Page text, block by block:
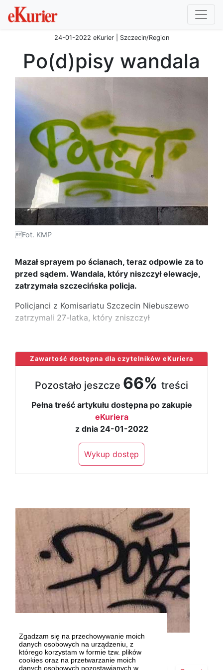
Zgadzam się na przechowywanie moich
danych osobowych na urządzeniu, z
którego korzystam w formie tzw. plików
cookies oraz na przetwarzanie moich
danych osobowych pozostawianych w
24-01-2022 eKurier | Szczecin/Region
Po(d)pisy wandala
Fot. KMP
Mazał sprayem po ścianach, teraz odpowie za to
przed sądem. Wandala, który niszczył elewacje,
zatrzymała szczecińska policja.
Policjanci z Komisariatu Szczecin Niebuszewo
zatrzymali 27-latka, który zniszczył
Zawartość dostępna dla czytelników eKuriera
Pozostało jeszcze 66% treści
Pełna treść artykułu dostępna po zakupie
eKuriera
z dnia 24-01-2022
Wykup dostęp
Fot. KMP